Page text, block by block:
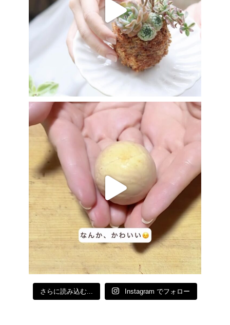
さらに読み込む... Instagram でフォロー